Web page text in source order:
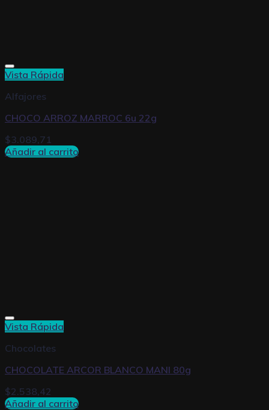
Vista Rápida
Alfajores
CHOCO ARROZ MARROC 6u 22g
$3.089,71
Añadir al carrito
Vista Rápida
Chocolates
CHOCOLATE ARCOR BLANCO MANI 80g
$2.538,42
Añadir al carrito